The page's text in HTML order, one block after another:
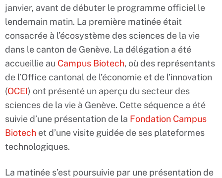
janvier, avant de débuter le programme officiel le
lendemain matin. La première matinée était
consacrée à l’écosystème des sciences de la vie
dans le canton de Genève. La délégation a été
accueillie au Campus Biotech, où des représentants
de l’Office cantonal de l’économie et de l’innovation
(OCEI) ont présenté un aperçu du secteur des
sciences de la vie à Genève. Cette séquence a été
suivie d’une présentation de la Fondation Campus
Biotech et d’une visite guidée de ses plateformes
technologiques.
La matinée s’est poursuivie par une présentation de